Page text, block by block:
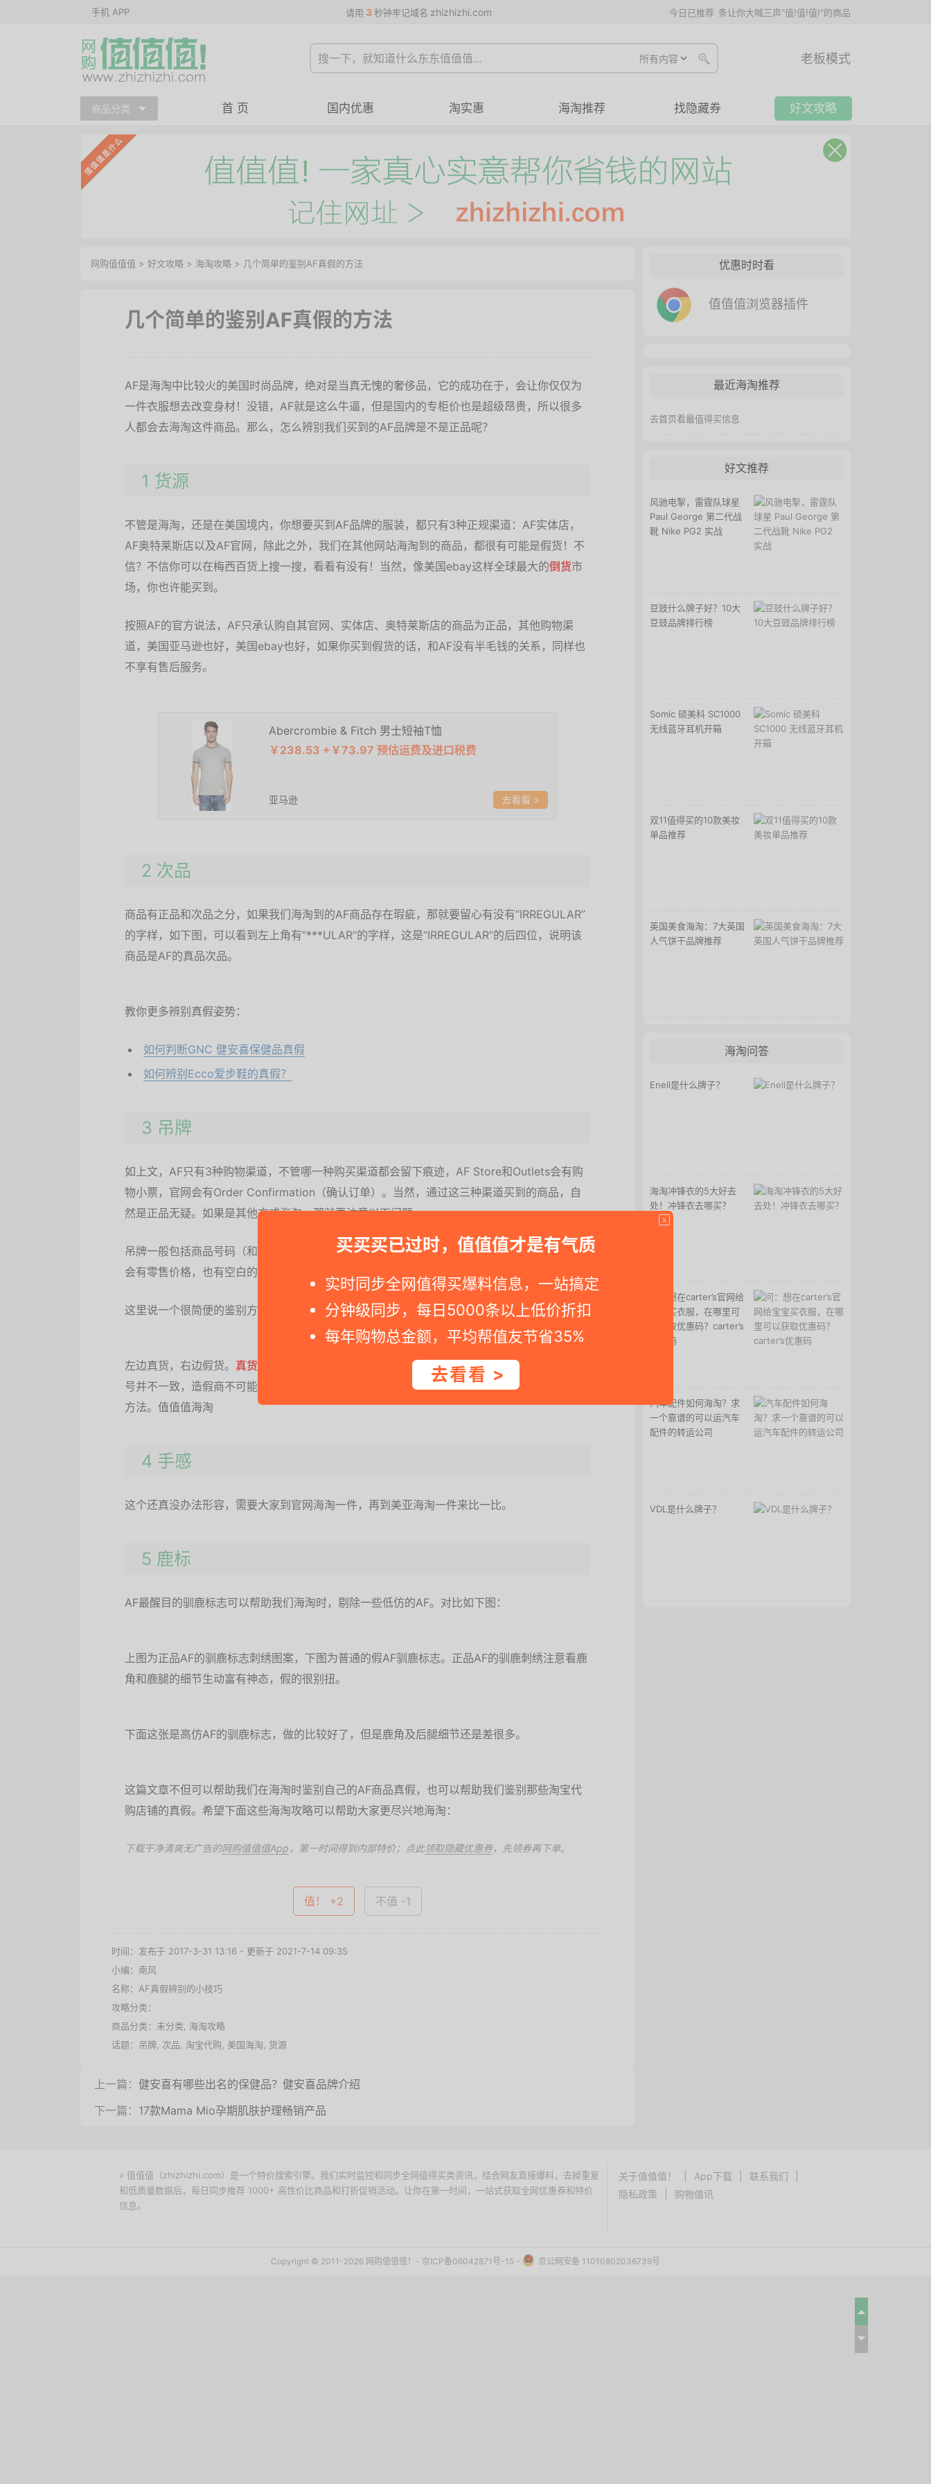
手机 APP 请用 3 秒钟牢记域名 zhizhizhi.com 今日已推荐 条让你大喊三声"值!值!值!"的商品
老板模式
商品分类 首 页 国内优惠 淘实惠 海淘推荐 找隐藏券 好文攻略
x
买买买已过时，值值值才是有气质
实时同步全网值得买爆料信息，一站搞定
分钟级同步，每日5000条以上低价折扣
每年购物总金额，平均帮值友节省35%
去看看 >
网购值值值 > 好文攻略 > 海淘攻略 > 几个简单的鉴别AF真假的方法
几个简单的鉴别AF真假的方法
AF是海淘中比较火的美国时尚品牌，绝对是当真无愧的奢侈品，它的成功在于，会让你仅仅为
一件衣服想去改变身材！没错，AF就是这么牛逼，但是国内的专柜价也是超级昂贵，所以很多
人都会去海淘这件商品。那么，怎么辨别我们买到的AF品牌是不是正品呢？
1 货源
不管是海淘，还是在美国境内，你想要买到AF品牌的服装，都只有3种正规渠道：AF实体店，
AF奥特莱斯店以及AF官网，除此之外，我们在其他网站海淘到的商品，都很有可能是假货！不
信？不信你可以在梅西百货上搜一搜，看看有没有！当然，像美国ebay这样全球最大的倒货市
场，你也许能买到。
按照AF的官方说法，AF只承认购自其官网、实体店、奥特莱斯店的商品为正品，其他购物渠
道，美国亚马逊也好，美国ebay也好，如果你买到假货的话，和AF没有半毛钱的关系，同样也
不享有售后服务。
Abercrombie & Fitch 男士短袖T恤
￥238.53 +￥73.97 预估运费及进口税费
亚马逊 >
2 次品
商品有正品和次品之分，如果我们海淘到的AF商品存在瑕疵，那就要留心有没有“IRREGULAR”
的字样，如下图，可以看到左上角有“***ULAR”的字样，这是“IRREGULAR”的后四位，说明该
商品是AF的真品次品。
教你更多辨别真假姿势：
如何判断GNC 健安喜保健品真假
如何辨别Ecco爱步鞋的真假？
3 吊牌
如上文，AF只有3种购物渠道，不管哪一种购买渠道都会留下痕迹，AF Store和Outlets会有购
物小票，官网会有Order Confirmation（确认订单）。当然，通过这三种渠道买到的商品，自
然是正品无疑。如果是其他方式海淘，那就要注意以下问题。
吊牌一般包括商品号码（和小票或者包装袋外号码一致），条形码，款式，Size，有的吊牌下面
会有零售价格，也有空白的或者被撕去的，这些都很正常。
这里说一个很简便的鉴别方法，就是用大家的智能手机去扫一下吊牌上的条形码。
左边真货，右边假货。 真货通过条码扫描，可以扫出一致的号码，右边条码扫出的号码和上面编
号并不一致，造假商不可能每一件商品都做到号码一致，所以也是大家海淘AF鉴别的最简单的
方法。值值值海淘
4 手感
这个还真没办法形容，需要大家到官网海淘一件，再到美亚海淘一件来比一比。
5 鹿标
AF最醒目的驯鹿标志可以帮助我们海淘时，剔除一些低仿的AF。对比如下图：
上图为正品AF的驯鹿标志刺绣图案，下图为普通的假AF驯鹿标志。正品AF的驯鹿刺绣注意看鹿
角和鹿腿的细节生动富有神态，假的很别扭。
下面这张是高仿AF的驯鹿标志，做的比较好了，但是鹿角及后腿细节还是差很多。
这篇文章不但可以帮助我们在海淘时鉴别自己的AF商品真假，也可以帮助我们鉴别那些淘宝代
购店铺的真假。希望下面这些海淘攻略可以帮助大家更尽兴地海淘：
下载干净清爽无广告的网购值值值App ，第一时间得到内部特价；点此领取隐藏优惠券，先领券再下单。
值！ +2 不值 -1
时间：发布于 2017-3-31 13:16 - 更新于 2021-7-14 09:35
小编：南风
名称： AF真假辨别的小技巧
攻略分类：
商品分类：未分类, 海淘攻略
话题： 吊牌 次品 淘宝代购 美国海淘 货源
上一篇： 健安喜有哪些出名的保健品？健安喜品牌介绍
下一篇： 17款Mama Mio孕期肌肤护理畅销产品
优惠时时看
值值值浏览器插件
最近海淘推荐
去首页看最值得买信息
好文推荐
风驰电掣，雷霆队球星
Paul George 第二代战
靴 Nike PG2 实战
豆豉什么牌子好？10大
豆豉品牌排行榜
Somic 硕美科 SC1000
无线蓝牙耳机开箱
双11值得买的10款美妆
单品推荐
英国美食海淘：7大英国
人气饼干品牌推荐
海淘问答
Enell是什么牌子？
海淘冲锋衣的5大好去
处！冲锋衣去哪买？
问：想在carter’s官网给
宝宝买衣服，在哪里可
以获取优惠码？carter’s
优惠码
汽车配件如何海淘？求
一个靠谱的可以运汽车
配件的转运公司
VDL是什么牌子？
» 值值值（zhizhizhi.com）是一个特价搜索引擎。我们实时监控和同步全网值得买类资讯，结合网友直接爆料，去掉重复
和低质量数据后，每日同步推荐 1000+ 高性价比商品和打折促销活动。让你在第一时间，一站式获取全网优惠券和特价
信息。
关于值值值！ App下载 联系我们
隐私政策
购物值讯
Copyright © 2011-2026 网购值值值！- 京ICP备06042871号-15 - 京公网安备 11010802036739号